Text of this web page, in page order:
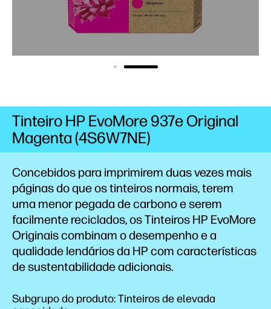
Concebidos para imprimirem duas vezes mais
páginas do que os tinteiros normais,terem
uma menor pegada decarbonoe serem
facilmente reciclados,os Tinteiros HP EvoMore
Originais combinam o desempenho e a
qualidade lendários da HP com características
de sustentabilidade adicionais.
Subgrupo do produto: Tinteiros de elevada
Tinteiro HP EvoMore 937e Original
Magenta (4S6W7NE)